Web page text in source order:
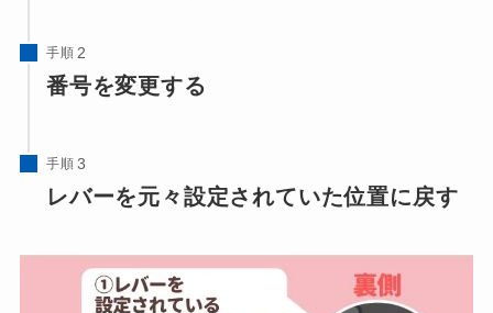
手順
番号を変更する
手順
レバーを元々設定されていた位置に戻す